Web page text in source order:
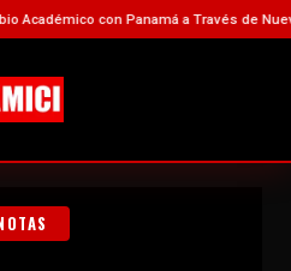
con Panamá a Través de Nuevas